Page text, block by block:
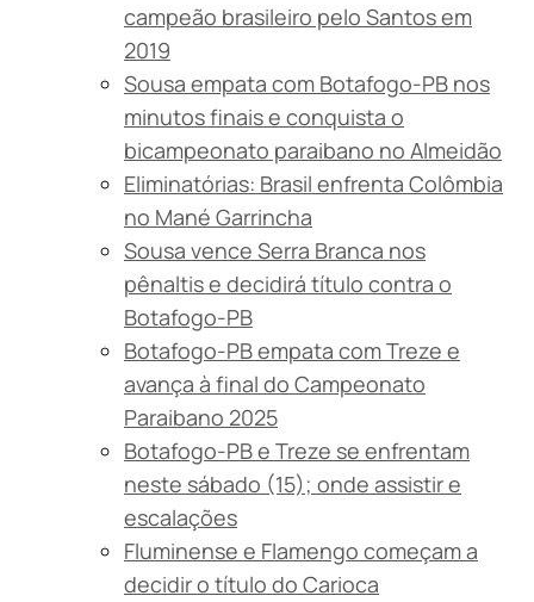
campeão brasileiro pelo Santos em
2019
Sousa empata com Botafogo-PB nos
minutos finais e conquista o
bicampeonato paraibano no Almeidão
Eliminatórias: Brasil enfrenta Colômbia
no Mané Garrincha
Sousa vence Serra Branca nos
pênaltis e decidirá título contra o
Botafogo-PB
Botafogo-PB empata com Treze e
avança à final do Campeonato
Paraibano 2025
Botafogo-PB e Treze se enfrentam
neste sábado (15); onde assistir e
escalações
Fluminense e Flamengo começam a
decidir o título do Carioca